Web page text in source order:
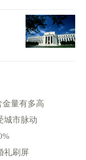
量有多高
城市脉动
礼刷屏